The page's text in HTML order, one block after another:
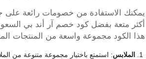
يمكنك الاستفادة من خصومات رائعة على
أكثر متعة بفضل كود خصم آر أند بي
هذا الكود مجموعة واسعة من المنتجات
الملابس: استمتع باختيار مجموعة متنوعة من